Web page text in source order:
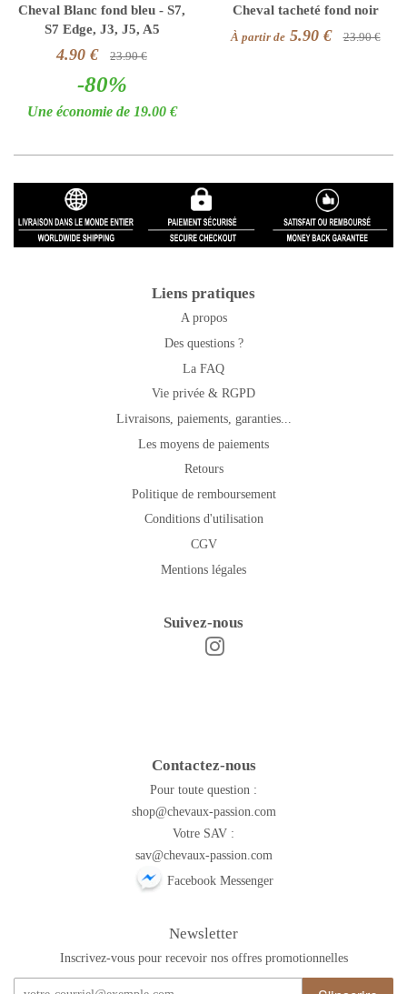
Cheval Blanc fond bleu - S7,
S7 Edge, J3, J5, A5
4.90 € 23.90 €
-80%
Une économie de 19.00 €
Cheval tacheté fond noir
À partir de5.90 € 23.90 €
Liens pratiques
A propos
Des questions ?
La FAQ
Vie privée & RGPD
Livraisons, paiements, garanties...
Les moyens de paiements
Retours
Politique de remboursement
Conditions d'utilisation
CGV
Mentions légales
Suivez-nous
Facebook
Contactez-nous
Pour toute question :
shop@chevaux-passion.com
Votre SAV :
sav@chevaux-passion.com
Facebook Messenger
Newsletter
Inscrivez-vous pour recevoir nos offres promotionnelles